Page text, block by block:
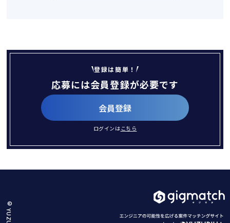
登録は簡単！
応募には会員登録が必要です
会員登録
ログインは こちら